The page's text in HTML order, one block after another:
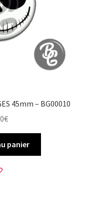
45mm – BG00010
€
panier